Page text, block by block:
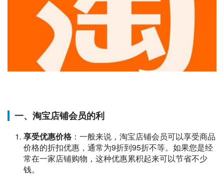
一、淘宝店铺会员的利
享受优惠价格 ：一般来说，淘宝店铺会员可以享受商品
价格的折扣优惠，通常为9折到95折不等。如果您是经
常在一家店铺购物，这种优惠累积起来可以节省不少
钱。